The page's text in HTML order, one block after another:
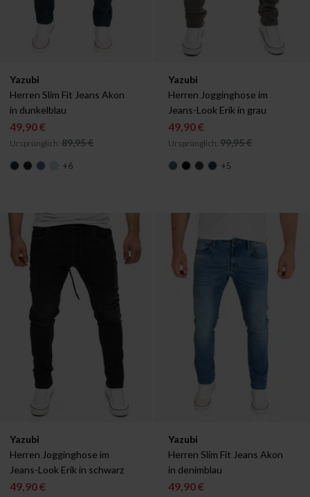
Verfügbar in:
W29/L30
W29/L32 W29/L34 W30/L32 W30/L34
Yazubi
Herren Slim Fit Jeans Akon
in dunkelblau
49,90 €
Ursprünglich: 89,95 €
+6
Verfügbar in:
W29/L30
W29/L32 W29/L34
Yazubi
Herren Jogginghose im
Jeans-Look Erik in grau
49,90 €
Ursprünglich: 99,95 €
+5
Verfügbar in:
W29/L30
W29/L32 W29/L34 W30/L32 W30/L34 W31/L30
Yazubi
Herren Jogginghose im
Jeans-Look Erik in schwarz
49,90 €
Verfügbar in:
W29/L30
W29/L32 W29/L34
Yazubi
Herren Slim Fit Jeans Akon
in denimblau
49,90 €